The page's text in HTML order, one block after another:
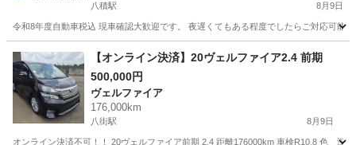
八積駅 8月9日
令和8年度自動車税込 現車確認大歓迎です。 夜遅くてもある程度でしたらご対応可
千葉 長生郡 八積駅 クラウン アスリート
【オンライン決済】20ヴェルファイア2.4 前期
500,000円
ヴェルファイア
176,000km
八街駅 8月9日
オンライン決済不可！！ 20ヴェルファイア前期 2.4 距離176000km 車検R10.8 色 深